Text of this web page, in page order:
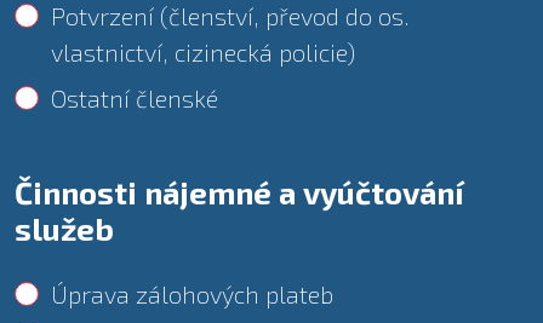
Potvrzení (členství, převod do os.
vlastnictví, cizinecká policie)
Ostatní členské
Činnosti nájemné a vyúčtování
služeb
Úprava zálohových plateb